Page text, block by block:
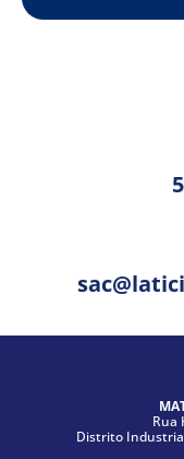
Rua
Distrito